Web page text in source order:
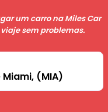
um carro na Miles Car
sem problemas.